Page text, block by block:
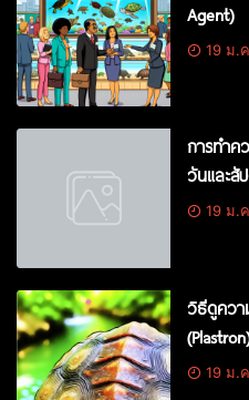
Agent)
19 ม.
การทำค
วันและสั
19 ม.
วิธีดูควา
19 ม.